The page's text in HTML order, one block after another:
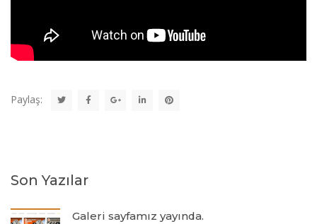
Paylaş:
Son Yazılar
Galeri sayfamız yayında.